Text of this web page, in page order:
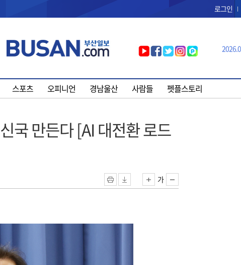
로그인
스포츠 오피니언 경남울산 사람들 펫플스토리
국 만든다 [AI 대전환 로드
가